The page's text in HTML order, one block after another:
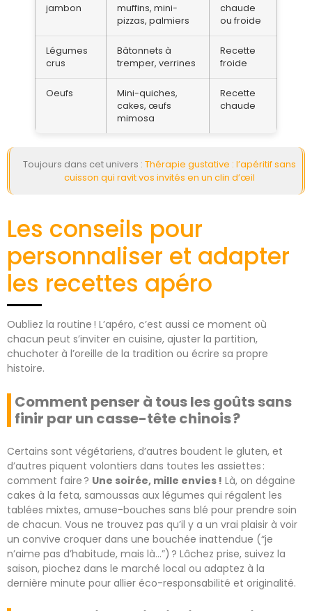
jambon
muffins, mini-
pizzas, palmiers
chaude
ou froide
Légumes
crus
Bâtonnets à
tremper, verrines
Recette
froide
Oeufs
Mini-quiches,
cakes, œufs
mimosa
Recette
chaude
Toujours dans cet univers : Thérapie gustative : l’apéritif sans
cuisson qui ravit vos invités en un clin d’œil
Les conseils pour
personnaliser et adapter
les recettes apéro
Oubliez la routine ! L’apéro, c’est aussi ce moment où
chacun peut s’inviter en cuisine, ajuster la partition,
chuchoter à l’oreille de la tradition ou écrire sa propre
histoire.
Comment penser à tous les goûts sans
finir par un casse-tête chinois ?
Certains sont végétariens, d’autres boudent le gluten, et
d’autres piquent volontiers dans toutes les assiettes :
comment faire ? Une soirée, mille envies ! Là, on dégaine
cakes à la feta, samoussas aux légumes qui régalent les
tablées mixtes, amuse-bouches sans blé pour prendre soin
de chacun. Vous ne trouvez pas qu’il y a un vrai plaisir à voir
un convive croquer dans une bouchée inattendue (“je
n’aime pas d’habitude, mais là…”) ? Lâchez prise, suivez la
saison, piochez dans le marché local ou adaptez à la
dernière minute pour allier éco-responsabilité et originalité.